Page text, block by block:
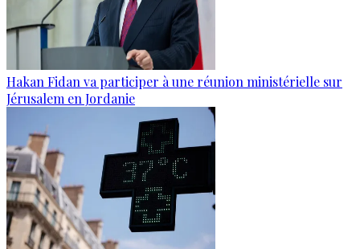
Hakan Fidan va participer à une réunion ministérielle sur
Jérusalem en Jordanie